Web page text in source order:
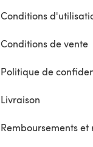
Conditions
Conditions de vente
Politique de
Livraison
Remboursements et